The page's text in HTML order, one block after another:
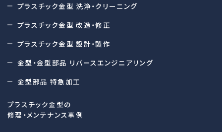
プラスチック金型 洗浄・クリーニング
プラスチック金型 改造・修正
プラスチック金型 設計・製作
金型・金型部品 リバースエンジニアリング
金型部品 特急加工
プラスチック金型の
修理・メンテナンス事例